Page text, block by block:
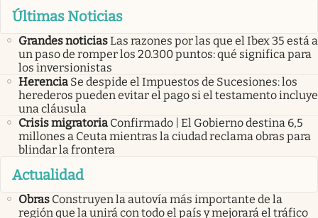
Últimas Noticias
Grandes noticiasLas razones por las que el Ibex 35 está a
un paso de romper los 20.300 puntos: qué significa para
los inversionistas
Herencia Se despide el Impuestos de Sucesiones: los
herederos pueden evitar el pago si el testamento incluye
una cláusula
Crisis migratoria Confirmado | El Gobierno destina 6,5
millones a Ceuta mientras la ciudad reclama obras para
blindar la frontera
Actualidad
Obras Construyen la autovía más importante de la
región que la unirá con todo el país y mejorará el tráfico